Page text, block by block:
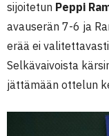
sijoitetun Peppi
avauserän 7-6 ja
erää ei
Selkävaivoista
jättämään ottelun